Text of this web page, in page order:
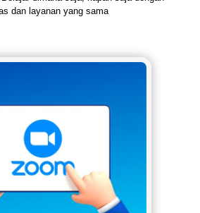
dan layanan yang sama